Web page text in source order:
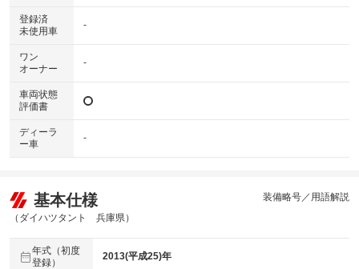
登録済
未使用車
-
ワン
オーナー
-
車両状態
評価書
ディーラ
ー車
-
基本仕様
（ダイハツタント 兵庫県）
装備略号／用語解説
年式（初度
登録）
2013(平成25)年